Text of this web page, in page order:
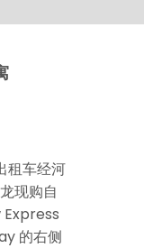
租车经河
现购自
Express
的右侧